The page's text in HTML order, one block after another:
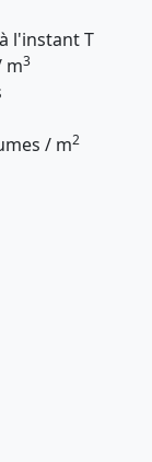
à l'instant T
m3
/ m2